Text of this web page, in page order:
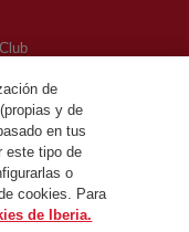
de
y de
en tus
este tipo de
o
cookies. Para
de Iberia.